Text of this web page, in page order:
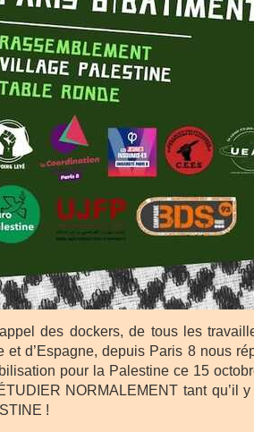
des dockers, de tous les
et d’Espagne, depuis Paris 8 nous
pour la Palestine ce 15
NORMALEMENT tant qu’il
!